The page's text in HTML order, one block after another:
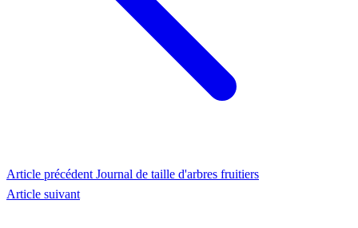
Article précédent Journal de taille d'arbres fruitiers
Article suivant